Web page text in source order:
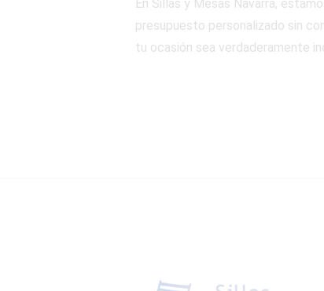
En Sillas y Mesas Navarra,
presupuesto personalizado sin
tu ocasión sea verdaderamente